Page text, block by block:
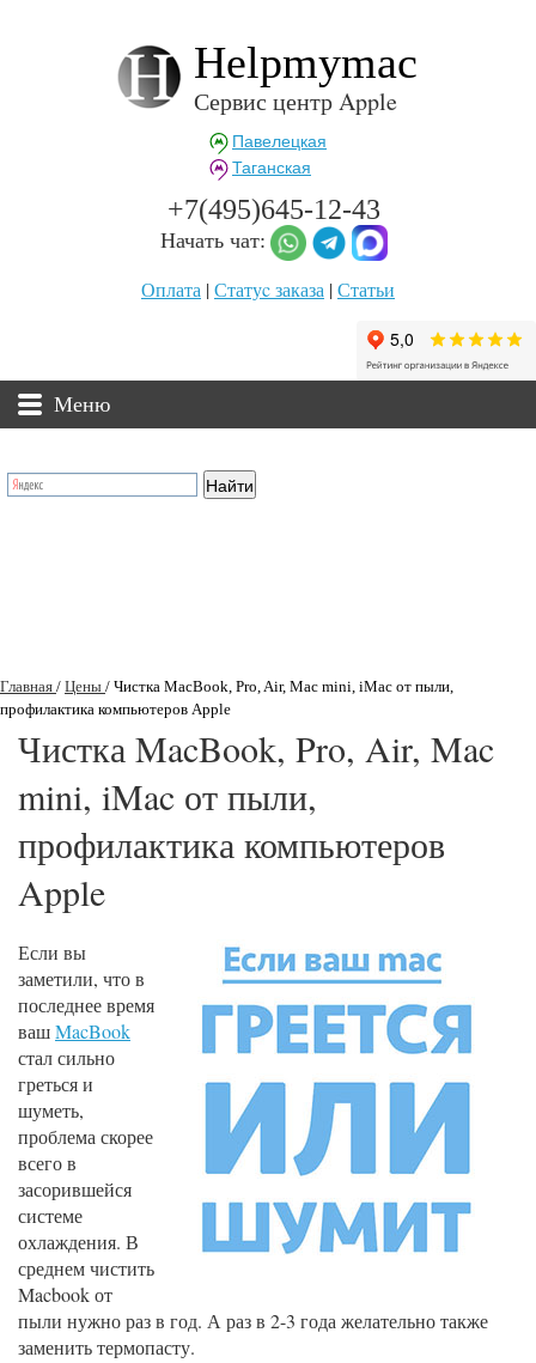
Helpmymac
Сервис центр Apple
Павелецкая
Таганская
+7(495)645-12-43
Начать чат:
Оплата |Статуc заказа |Статьи
Меню
Главная / Цены / Чистка MacBook, Pro, Air, Mac mini, iMac от пыли,
профилактика компьютеров Apple
Чистка MacBook, Pro, Air, Mac
mini, iMac от пыли,
профилактика компьютеров
Apple
Если вы
заметили, что в
последнее время
вашMacBook
стал сильно
греться и
шуметь,
проблема скорее
всего в
засорившейся
системе
охлаждения. В
среднем чистить
Macbook от
пыли нужно раз в год. А раз в 2-3 года желательно также
заменить термопасту.